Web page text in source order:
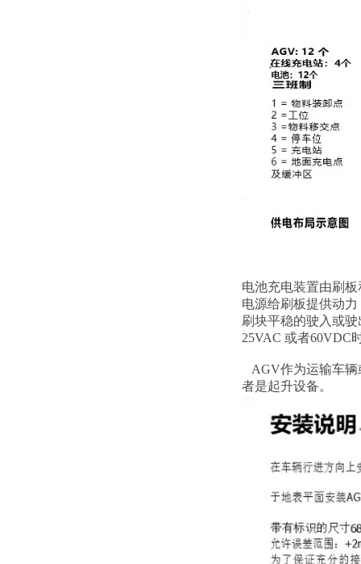
电池充电装置由刷
电源给刷板提供动
刷块平稳的驶入或
25VAC 或者60VDC
AGV作为运输车辆
者是起升设备。